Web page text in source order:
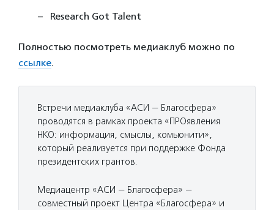
Research Got Talent
Полностью посмотреть медиаклуб можно по
ссылке.
Встречи медиаклуба «АСИ — Благосфера»
проводятся в рамках проекта «ПРОявления
НКО: информация, смыслы, комьюнити»,
который реализуется при поддержке Фонда
президентских грантов.
Медиацентр «АСИ — Благосфера» —
совместный проект Центра «Благосфера» и